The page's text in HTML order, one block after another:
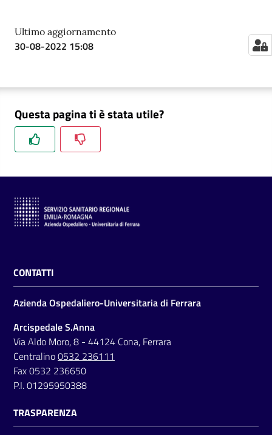
m
m
s
t
a
o
n
e
a
s
p
r
e
n
t
e
Fornitori
Ultimo aggiornamento
30-08-2022 15:08
Questa pagina ti è stata utile?
CONTATTI
Azienda Ospedaliero-Universitaria di Ferrara
Arcispedale S.Anna
Via Aldo Moro, 8 - 44124 Cona, Ferrara
Centralino0532 236111
Fax 0532 236650
P.I. 01295950388
TRASPARENZA